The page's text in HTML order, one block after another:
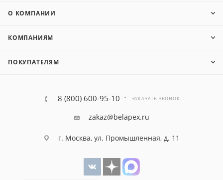
О КОМПАНИИ
КОМПАНИЯМ
ПОКУПАТЕЛЯМ
8 (800) 600-95-10 ЗАКАЗАТЬ ЗВОНОК
zakaz@belapex.ru
г. Москва, ул. Промышленная, д. 11